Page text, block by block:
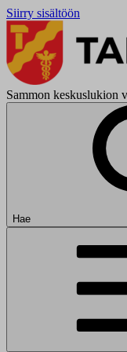
Siirry sisältöön
Sammon keskuslukion
Hae